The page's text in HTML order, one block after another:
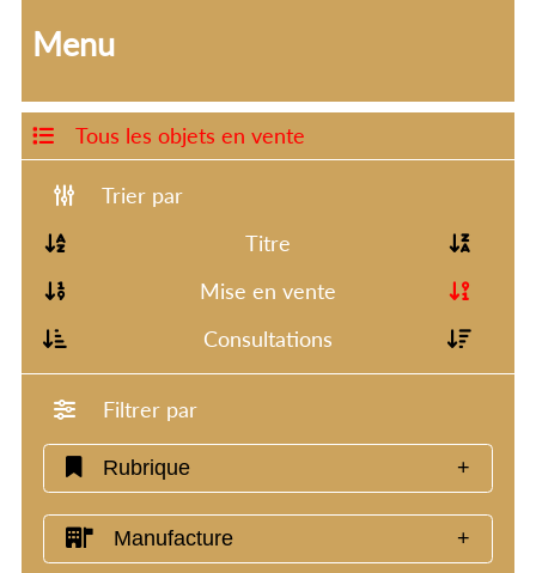
Menu
Tous les objets en vente
Trier par
Titre
Mise en vente
Consultations
Filtrer par
Rubrique
Manufacture